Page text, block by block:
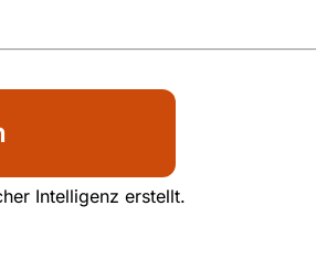
Intelligenz erstellt.